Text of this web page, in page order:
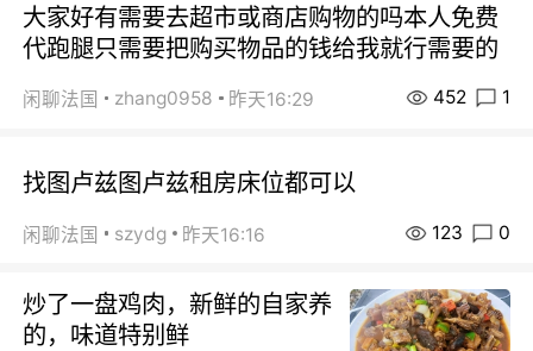
大家好有需要去超市或商店购物的吗本人免费
代跑腿只需要把购买物品的钱给我就行需要的
闲聊法国 zhang0958 昨天16:29 452 1
找图卢兹图卢兹租房床位都可以
闲聊法国 szydg 昨天16:16 123 0
炒了一盘鸡肉，新鲜的自家养
的，味道特别鲜